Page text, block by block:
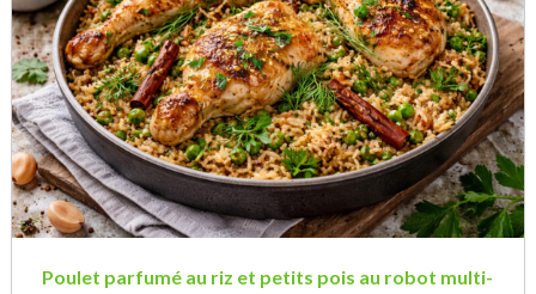
Poulet parfumé au riz et petits pois au robot multi-